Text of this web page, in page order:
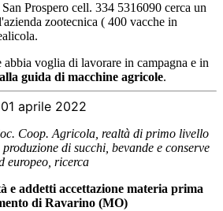
Prospero cell. 334 5316090 cerca un
zootecnica ( 400 vacche in
abbia voglia di lavorare in campagna e in
guida di macchine agricole.
aprile 2022
Coop. Agricola, realtà di primo livello
di succhi, bevande e conserve
europeo, ricerca
e addetti accettazione materia prima
di Ravarino (MO)